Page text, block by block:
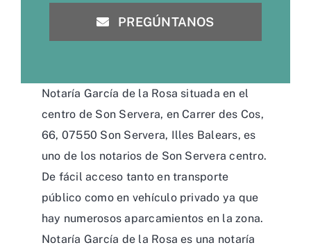
PREGÚNTANOS
Notaría García de la Rosa situada en el
centro de Son Servera, en Carrer des Cos,
66, 07550 Son Servera, Illes Balears, es
uno de los notarios de Son Servera centro.
De fácil acceso tanto en transporte
público como en vehículo privado ya que
hay numerosos aparcamientos en la zona.
Notaría García de la Rosa es una notaría